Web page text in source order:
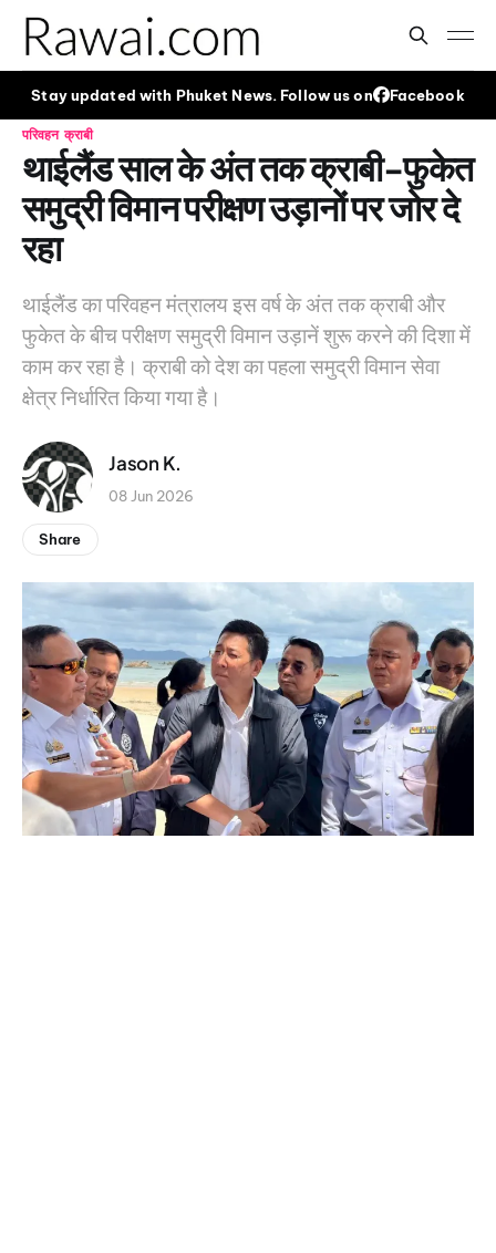
Stay updated with Phuket News. Follow us on Facebook
परिवहन क्राबी
थाईलैंड साल के अंत तक क्राबी-फुकेत
समुद्री विमान परीक्षण उड़ानों पर जोर दे
रहा
थाईलैंड का परिवहन मंत्रालय इस वर्ष के अंत तक क्राबी और
फुकेत के बीच परीक्षण समुद्री विमान उड़ानें शुरू करने की दिशा में
काम कर रहा है। क्राबी को देश का पहला समुद्री विमान सेवा
क्षेत्र निर्धारित किया गया है।
Jason K.
08 Jun 2026
Share